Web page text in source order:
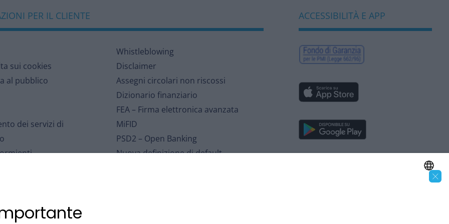
PER IL CLIENTE
sui cookies
al pubblico
dei servizi di
Whistleblowing
Disclaimer
Assegni circolari non riscossi
Dizionario finanziario
FEA – Firma elettronica avanzata
MiFID
PSD2 – Open Banking
Nuova definizione di default
ACCESSIBILITÀ E APP
×